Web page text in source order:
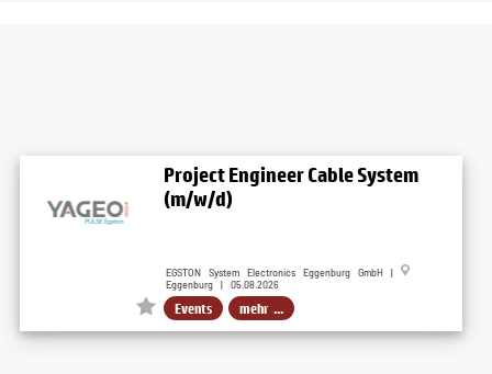
Project Engineer Cable System
(m/w/d)
EGSTON System Electronics Eggenburg GmbH |
Eggenburg | 05.08.2026
Events mehr ...